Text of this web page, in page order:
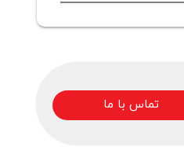
تماس با ما